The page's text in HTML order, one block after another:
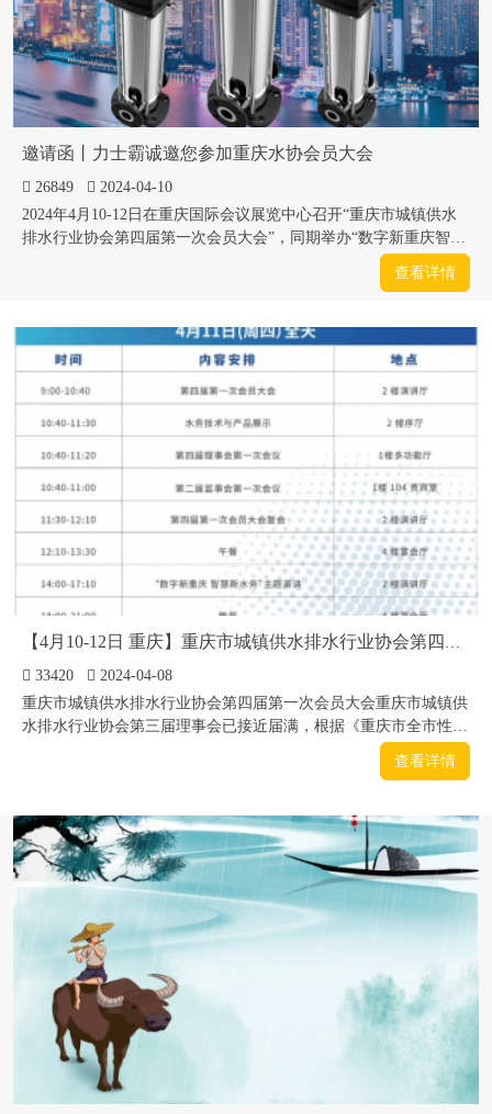
邀请函丨力士霸诚邀您参加重庆水协会员大会
26849
2024-04-10
2024年4月10-12日在重庆国际会议展览中心召开“重庆市城镇供水
排水行业协会第四届第一次会员大会”，同期举办“数字新重庆智慧
新水务”主题演讲和论坛，并进行水务技术与产品展示，力士霸受
邀参加此次会议，并带着“超静音”、“免维护”、“防水防尘”的静音
查看详情
33420
2024-04-08
重庆市城镇供水排水行业协会第四届第一次会员大会重庆市城镇供
水排水行业协会第三届理事会已接近届满，根据《重庆市全市性行
业协会商会换届选举指引》(渝民发(2017]74号)和《重庆市城镇供
水排水行业协会章程》等有关规定，经协会第三届常务理事会第五
大会，同期...
查看详情